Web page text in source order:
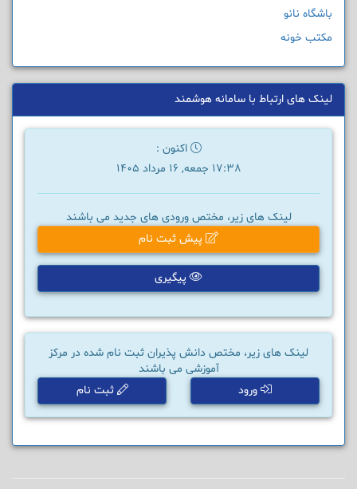
باشگاه نانو
مکتب خونه
لینک های ارتباط با سامانه هوشمند
اکنون :
17:38 جمعه, 16 مرداد 1405
لینک های زیر، مختص ورودی های جدید می باشند
پیش ثبت نام
پیگیری
لینک های زیر، مختص دانش پذیران ثبت نام شده در مرکز
آموزشی می باشند
ورود
ثبت نام